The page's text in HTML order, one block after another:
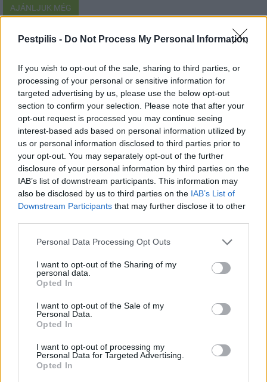
Pestpilis - Do Not Process My Personal Information
If you wish to opt-out of the sale, sharing to third parties, or
processing of your personal or sensitive information for
targeted advertising by us, please use the below opt-out
section to confirm your selection. Please note that after your
opt-out request is processed you may continue seeing
interest-based ads based on personal information utilized by
us or personal information disclosed to third parties prior to
your opt-out. You may separately opt-out of the further
disclosure of your personal information by third parties on the
IAB’s list of downstream participants. This information may
also be disclosed by us to third parties on the IAB’s List of
Downstream Participants that may further disclose it to other
Personal Data Processing Opt Outs
I want to opt-out of the Sharing of my
personal data.
Opted In
I want to opt-out of the Sale of my
Personal Data.
Opted In
I want to opt-out of processing my
Personal Data for Targeted Advertising.
Opted In
AJÁNLJUK MÉG
Pest megye
Fából épül Budakeszi új óvodája
Pest megye
A 180. születésnapja után lépett egyet előre az ország